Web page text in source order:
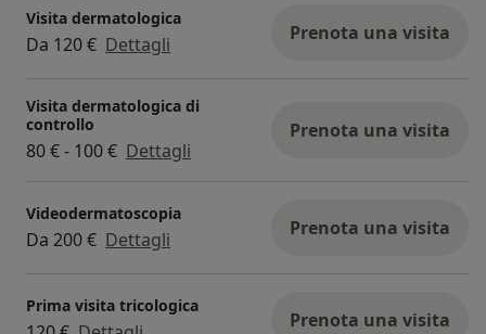
Visita dermatologica
Da 120 € Dettagli Prenota una visita
Visita dermatologica di
controllo
80 € - 100 € Dettagli
Prenota una visita
Videodermatoscopia
Da 200 € Dettagli Prenota una visita
Prima visita tricologica
Prenota una visita